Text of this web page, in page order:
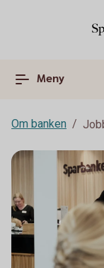
Meny
Om banken